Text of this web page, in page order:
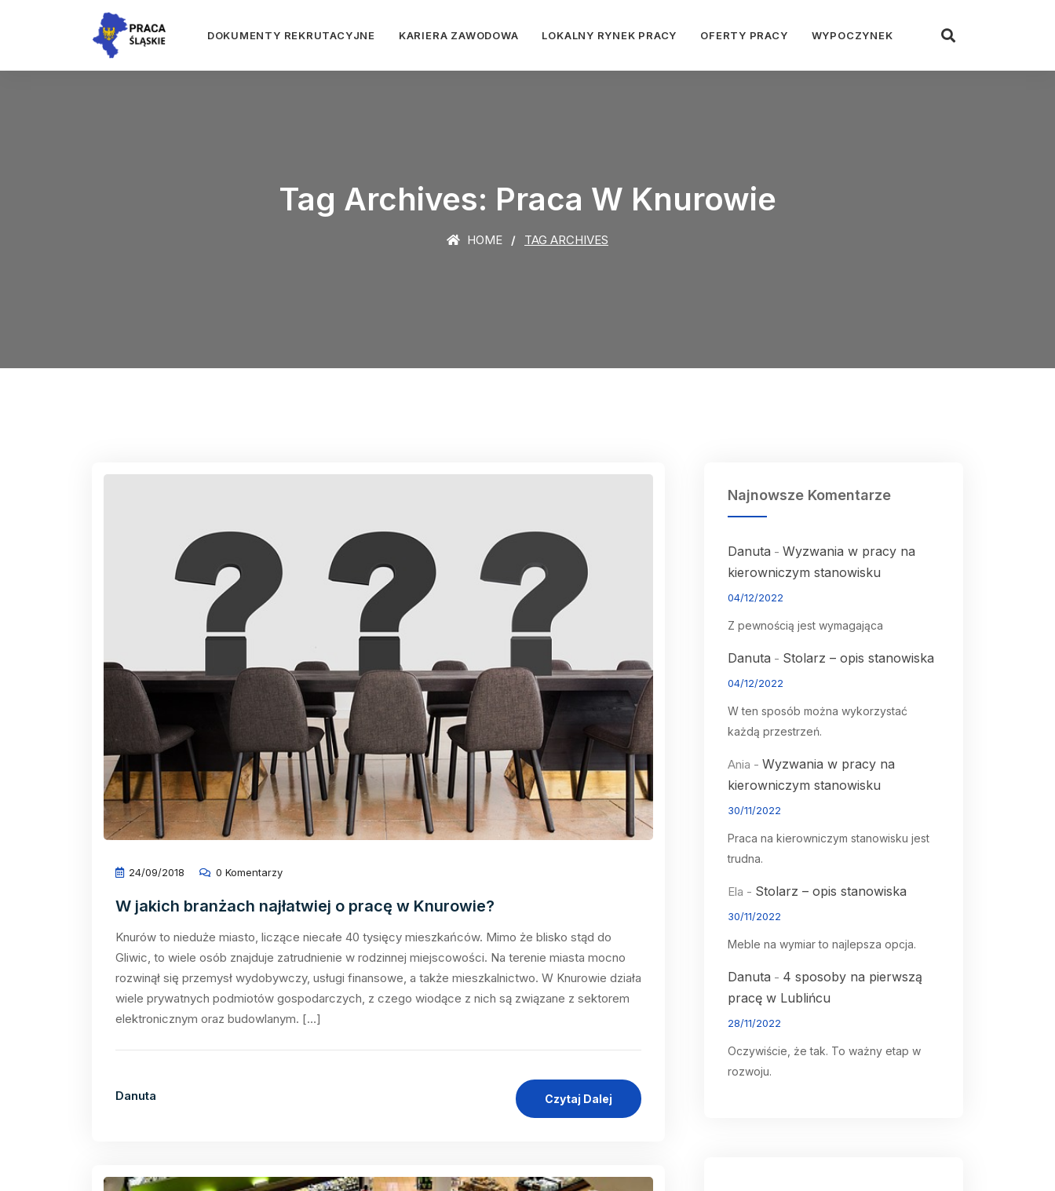
DOKUMENTY REKRUTACYJNE KARIERA ZAWODOWA LOKALNY RYNEK PRACY OFERTY PRACY WYPOCZYNEK
Tag Archives: Praca W Knurowie
HOME TAG ARCHIVES
24/09/2018 0 Komentarzy
W jakich branżach najłatwiej o pracę w Knurowie?
Knurów to nieduże miasto, liczące niecałe 40 tysięcy mieszkańców. Mimo że blisko stąd do
Gliwic, to wiele osób znajduje zatrudnienie w rodzinnej miejscowości. Na terenie miasta mocno
rozwinął się przemysł wydobywczy, usługi finansowe, a także mieszkalnictwo. W Knurowie działa
wiele prywatnych podmiotów gospodarczych, z czego wiodące z nich są związane z sektorem
elektronicznym oraz budowlanym. […]
Danuta Czytaj Dalej
Najnowsze Komentarze
Danuta - Wyzwania w pracy na
kierowniczym stanowisku
04/12/2022
Z pewnością jest wymagająca
Danuta - Stolarz – opis stanowiska
04/12/2022
W ten sposób można wykorzystać
każdą przestrzeń.
Ania - Wyzwania w pracy na
kierowniczym stanowisku
30/11/2022
Praca na kierowniczym stanowisku jest
trudna.
Ela - Stolarz – opis stanowiska
30/11/2022
Meble na wymiar to najlepsza opcja.
Danuta - 4 sposoby na pierwszą
pracę w Lublińcu
28/11/2022
Oczywiście, że tak. To ważny etap w
rozwoju.